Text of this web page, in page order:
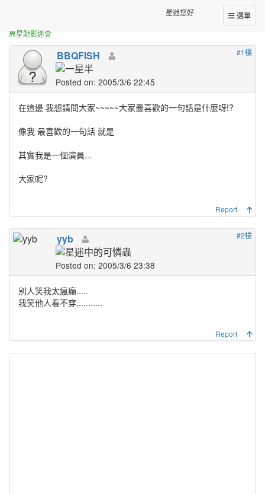
選單
星迷您好
周星馳影迷會
最愛的一句話
#1樓
BBQFISH
Posted on: 2005/3/6 22:45
在這邊 我想請問大家~~~~~大家最喜歡的一句話是什麼呀!?
像我 最喜歡的一句話 就是
其實我是一個演員...
大家呢?
Report
#2樓
yyb
Posted on: 2005/3/6 23:38
別人笑我太瘋癲.....
我笑他人看不穿...........
Report